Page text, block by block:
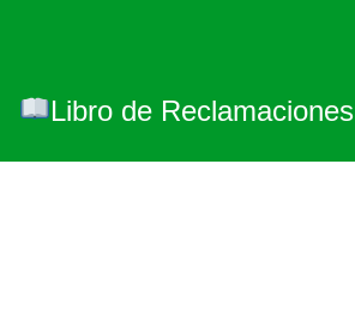
Libro de Reclamaciones